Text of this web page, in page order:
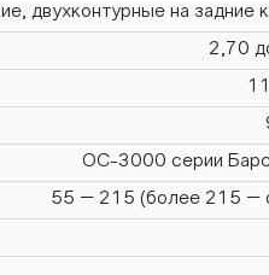
двухконтурные на задние
2,70
ОС-3000 серии
55 – 215 (более 215 –